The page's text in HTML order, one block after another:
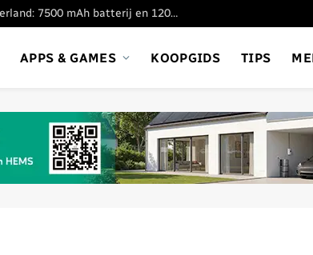
Xiaomi Redmi 17 komt naar Nederland: 7500 mAh batterij en 120Hz scherm voor 220 euro
APPS & GAMES KOOPGIDS TIPS